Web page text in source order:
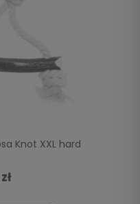
Knot XXL hard